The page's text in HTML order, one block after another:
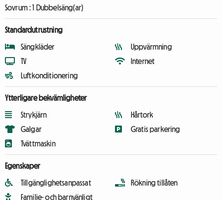
Sovrum :1 Dubbelsäng(ar)
Standardutrustning
Sängkläder
TV
Luftkonditionering
Uppvärmning
Internet
Ytterligare bekvämligheter
Strykjärn
Galgar
Tvättmaskin
Hårtork
Gratis parkering
Egenskaper
Tillgänglighetsanpassat
Familje- och barnvänligt
Rökning tillåten